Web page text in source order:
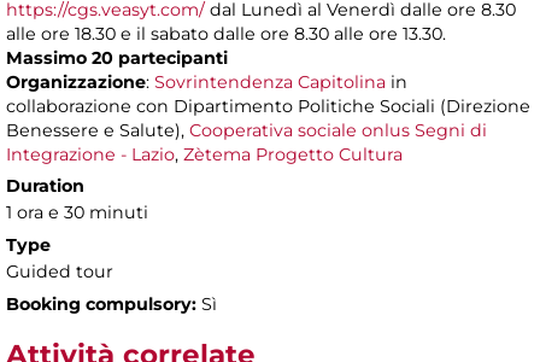
https://cgs.veasyt.com/dal Lunedì al Venerdì dalle ore 8.30
alle ore 18.30 e il sabato dalle ore 8.30 alle ore 13.30.
Massimo 20 partecipanti
Organizzazione: Sovrintendenza Capitolina in
collaborazione con Dipartimento Politiche Sociali (Direzione
Benessere e Salute), Cooperativa sociale onlus Segni di
Integrazione - Lazio, Zètema Progetto Cultura
Duration
1 ora e 30 minuti
Type
Guided tour
Booking compulsory: Sì
Attività correlate